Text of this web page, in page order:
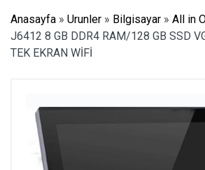
Anasayfa » Urunler » Bilgisayar » All in
J6412 8 GB DDR4 RAM/128 GB SSD
TEK EKRAN WİFİ